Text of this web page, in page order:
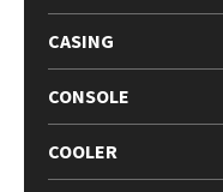
CASING
CONSOLE
COOLER